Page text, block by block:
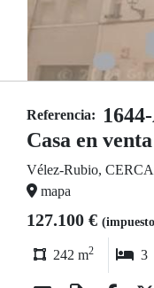
Referencia:
Casa en venta
Vélez-Rubio,
mapa
127.100 €
242 m2 3